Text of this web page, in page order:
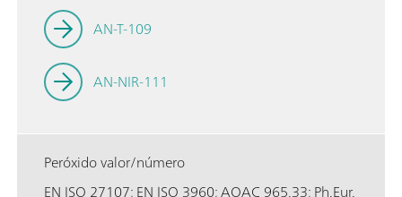
AN-T-109
AN-NIR-111
Peróxido valor/número